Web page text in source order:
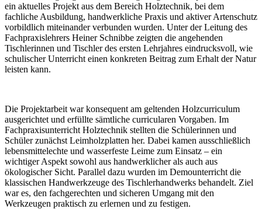
ein aktuelles Projekt aus dem Bereich Holztechnik, bei dem
fachliche Ausbildung, handwerkliche Praxis und aktiver Artenschutz
vorbildlich miteinander verbunden wurden. Unter der Leitung des
Fachpraxislehrers Heiner Schnibbe zeigten die angehenden
Tischlerinnen und Tischler des ersten Lehrjahres eindrucksvoll, wie
schulischer Unterricht einen konkreten Beitrag zum Erhalt der Natur
leisten kann.
Die Projektarbeit war konsequent am geltenden Holzcurriculum
ausgerichtet und erfüllte sämtliche curricularen Vorgaben. Im
Fachpraxisunterricht Holztechnik stellten die Schülerinnen und
Schüler zunächst Leimholzplatten her. Dabei kamen ausschließlich
lebensmittelechte und wasserfeste Leime zum Einsatz – ein
wichtiger Aspekt sowohl aus handwerklicher als auch aus
ökologischer Sicht. Parallel dazu wurden im Demounterricht die
klassischen Handwerkzeuge des Tischlerhandwerks behandelt. Ziel
war es, den fachgerechten und sicheren Umgang mit den
Werkzeugen praktisch zu erlernen und zu festigen.